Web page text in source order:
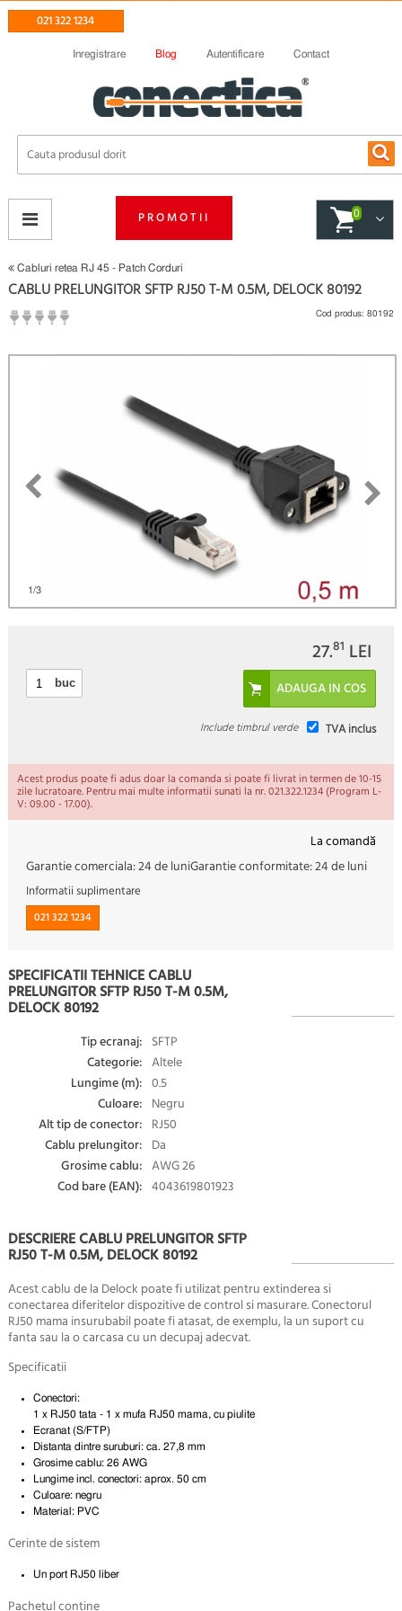
021 322 1234
Inregistrare Blog Autentificare Contact
PROMOTII 0
Cabluri retea RJ 45 - Patch Corduri
1/3
CABLU PRELUNGITOR SFTP RJ50 T-M 0.5M, DELOCK 80192
Fii primul care scrie un review
Cod produs: 80192
27.81 LEI
buc
TVA inclus
Include timbrul verde
Acest produs poate fi adus doar la comanda si poate fi livrat in termen de 10-15
zile lucratoare. Pentru mai multe informatii sunati la nr. 021.322.1234 (Program L-
V: 09.00 - 17.00).
La comandă
Garantie comerciala:24 de luniGarantie conformitate:24 de luni
Informatii suplimentare
021 322 1234
SPECIFICATII TEHNICE CABLU
PRELUNGITOR SFTP RJ50 T-M 0.5M,
DELOCK 80192
Tip ecranaj: SFTP
Categorie: Altele
Lungime (m): 0.5
Culoare: Negru
Alt tip de conector: RJ50
Cablu prelungitor: Da
Grosime cablu: AWG 26
Cod bare (EAN): 4043619801923
DESCRIERE CABLU PRELUNGITOR SFTP
RJ50 T-M 0.5M, DELOCK 80192
Acest cablu de la Delock poate fi utilizat pentru extinderea si
conectarea diferitelor dispozitive de control si masurare. Conectorul
RJ50 mama insurubabil poate fi atasat, de exemplu, la un suport cu
fanta sau la o carcasa cu un decupaj adecvat.
Specificatii
Conectori:
1 x RJ50 tata - 1 x mufa RJ50 mama, cu piulite
Ecranat (S/FTP)
Distanta dintre suruburi: ca. 27,8 mm
Grosime cablu: 26 AWG
Lungime incl. conectori: aprox. 50 cm
Culoare: negru
Material: PVC
Cerinte de sistem
Un port RJ50 liber